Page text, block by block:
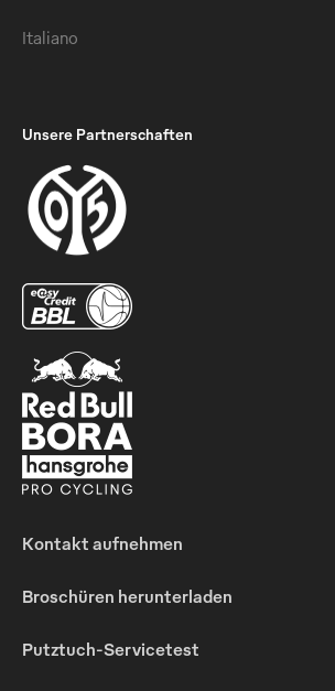
Italiano
Unsere Partnerschaften
Kontakt aufnehmen
Broschüren herunterladen
Putztuch-Servicetest